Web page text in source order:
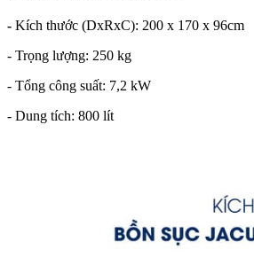
- Kích thước (DxRxC): 200 x 170 x 96cm
- Trọng lượng: 250 kg
- Tổng công suất: 7,2 kW
- Dung tích: 800 lít